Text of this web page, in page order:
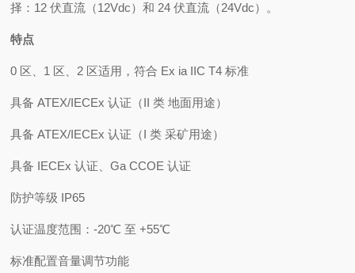
择：12 伏直流（12Vdc）和 24 伏直流（24Vdc）。
特点
0 区、1 区、2 区适用，符合 Ex ia IIC T4 标准
具备 ATEX/IECEx 认证（II 类 地面用途）
具备 ATEX/IECEx 认证（I 类 采矿用途）
具备 IECEx 认证、Ga CCOE 认证
防护等级 IP65
认证温度范围：-20℃ 至 +55℃
标准配置音量调节功能